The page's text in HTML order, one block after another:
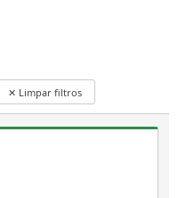
✕ Limpar filtros